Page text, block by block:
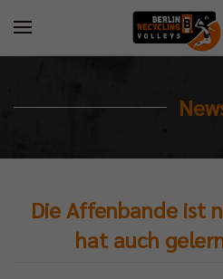
Die Affenbande ist
hat auch